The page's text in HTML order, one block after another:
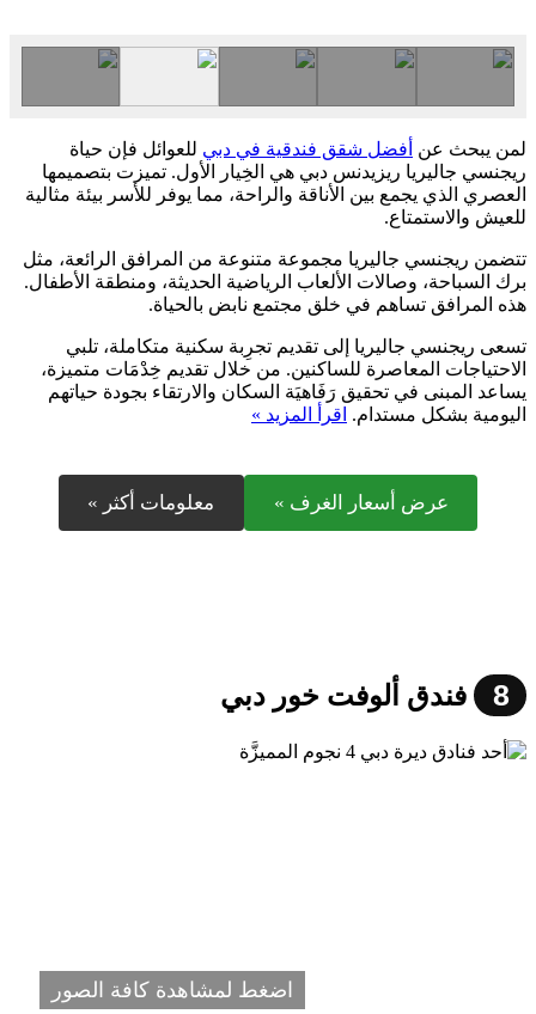
لمن يبحث عن أفضل شقق فندقية في دبي للعوائل فإن حياة
ريجنسي جاليريا ريزيدنس دبي هي الخِيار الأول. تميزت بتصميمها
العصري الذي يجمع بين الأناقة والراحة، مما يوفر للأسر بيئة مثالية
للعيش والاستمتاع.
تتضمن ريجنسي جاليريا مجموعة متنوعة من المرافق الرائعة، مثل
برك السباحة، وصالات الألعاب الرياضية الحديثة، ومنطقة الأطفال.
هذه المرافق تساهم في خلق مجتمع نابض بالحياة.
تسعى ريجنسي جاليريا إلى تقديم تجرِبة سكنية متكاملة، تلبي
الاحتياجات المعاصرة للساكنين. من خلال تقديم خِدْمَات متميزة،
يساعد المبنى في تحقيق رَفَاهيَة السكان والارتقاء بجودة حياتهم
اليومية بشكل مستدام. اقرأ المزيد »
عرض أسعار الغرف » معلومات أكثر »
8 فندق ألوفت خور دبي
اضغط لمشاهدة كافة الصور